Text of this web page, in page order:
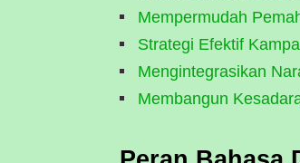
Mempermudah
Strategi Efektif
Mengintegrasikan
Membangun